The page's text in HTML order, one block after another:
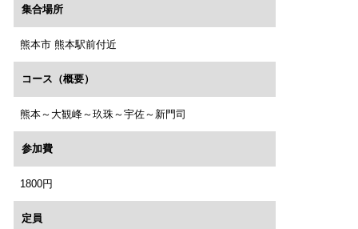
集合場所
熊本市 熊本駅前付近
コース（概要）
熊本～大観峰～玖珠～宇佐～新門司
参加費
1800円
定員